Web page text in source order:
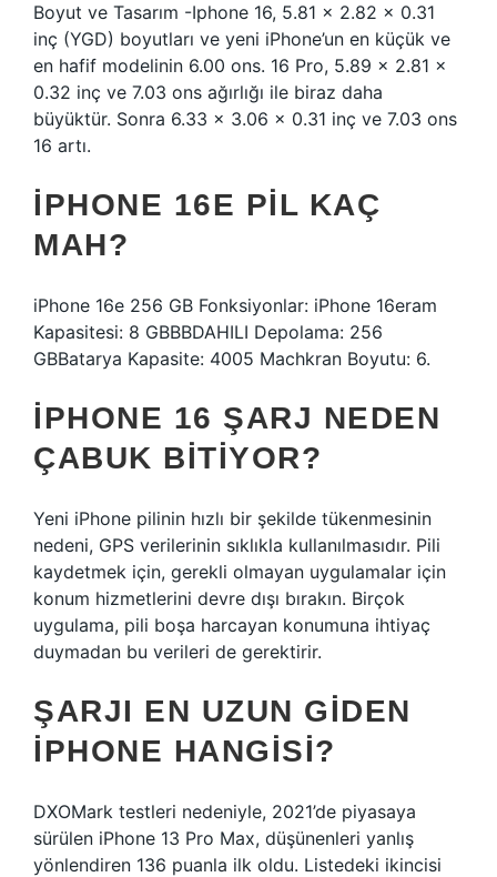
Boyut ve Tasarım -Iphone 16, 5.81 x 2.82 x 0.31
inç (YGD) boyutları ve yeni iPhone’un en küçük ve
en hafif modelinin 6.00 ons. 16 Pro, 5.89 x 2.81 x
0.32 inç ve 7.03 ons ağırlığı ile biraz daha
büyüktür. Sonra 6.33 x 3.06 x 0.31 inç ve 7.03 ons
16 artı.
IPHONE 16E PIL KAÇ
MAH?
iPhone 16e 256 GB Fonksiyonlar: iPhone 16eram
Kapasitesi: 8 GBBBDAHILI Depolama: 256
GBBatarya Kapasite: 4005 Machkran Boyutu: 6.
IPHONE 16 ŞARJ NEDEN
ÇABUK BITIYOR?
Yeni iPhone pilinin hızlı bir şekilde tükenmesinin
nedeni, GPS verilerinin sıklıkla kullanılmasıdır. Pili
kaydetmek için, gerekli olmayan uygulamalar için
konum hizmetlerini devre dışı bırakın. Birçok
uygulama, pili boşa harcayan konumuna ihtiyaç
duymadan bu verileri de gerektirir.
ŞARJI EN UZUN GIDEN
IPHONE HANGISI?
DXOMark testleri nedeniyle, 2021’de piyasaya
sürülen iPhone 13 Pro Max, düşünenleri yanlış
yönlendiren 136 puanla ilk oldu. Listedeki ikincisi